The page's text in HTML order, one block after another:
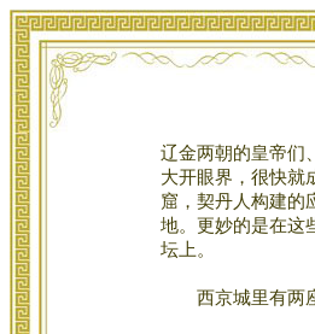
辽金两朝的皇帝们
大开眼界，很快就
窟，契丹人构建的
地。更妙的是在这
坛上。
西京城里有两座